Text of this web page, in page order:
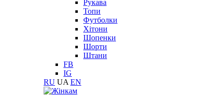
Рукава
Топи
Футболки
Хітони
Шопенки
Шорти
Штани
FB
IG
RU UA EN